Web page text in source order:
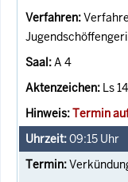
A 4
Ls
Termin
09:15 Uhr